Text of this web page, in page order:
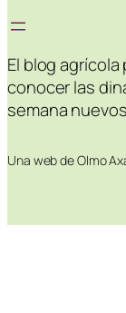
El blog
conocer las
semana
Una web de Olmo